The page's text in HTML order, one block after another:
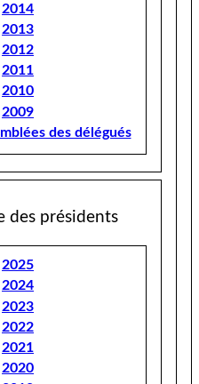
2014
2013
2012
2011
2010
2009
des délégués
des présidents
2025
2024
2023
2022
2021
2020